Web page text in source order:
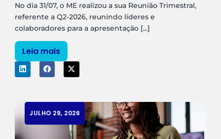
No dia 31/07, o ME realizou a sua Reunião Trimestral,
referente a Q2-2026, reunindo líderes e
colaboradores para a apresentação [...]
Leia mais
JULHO 29, 2026